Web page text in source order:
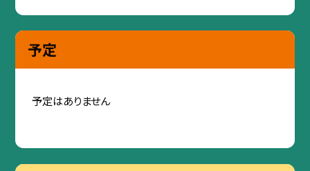
予定
予定はありません